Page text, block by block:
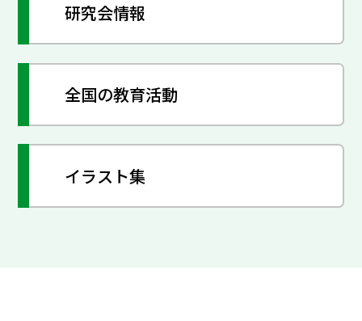
研究会情報
全国の教育活動
イラスト集